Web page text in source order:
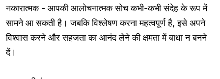
नकारात्मक - आपकी आलोचनात्मक सोच कभी-कभी संदेह के रूप में
सामने आ सकती है। जबकि विश्लेषण करना महत्वपूर्ण है, इसे अपने
विश्वास करने और सहजता का आनंद लेने की क्षमता में बाधा न बनने
दें।